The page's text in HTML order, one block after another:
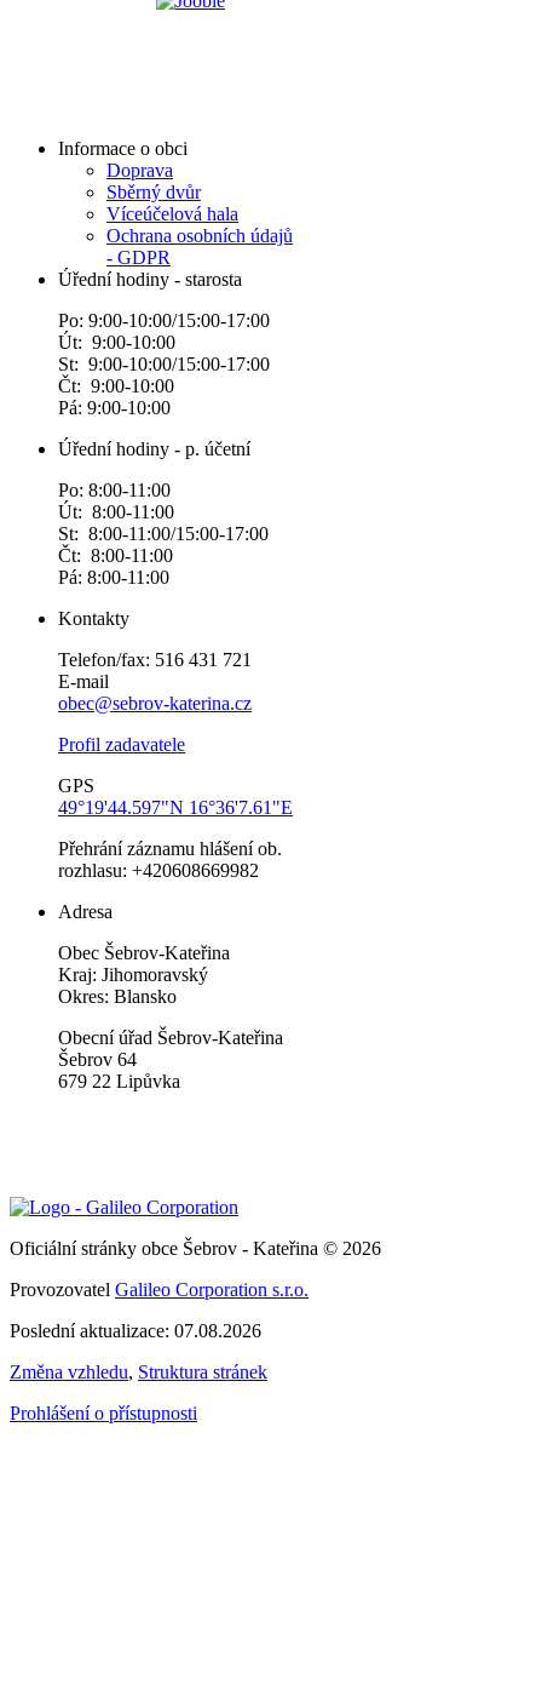
Informace o obci
Doprava
Sběrný dvůr
Víceúčelová hala
Ochrana osobních údajů
- GDPR
Úřední hodiny - starosta
Po: 9:00-10:00/15:00-17:00
Út: 9:00-10:00
St: 9:00-10:00/15:00-17:00
Čt: 9:00-10:00
Pá: 9:00-10:00
Úřední hodiny - p. účetní
Po: 8:00-11:00
Út: 8:00-11:00
St: 8:00-11:00/15:00-17:00
Čt: 8:00-11:00
Pá: 8:00-11:00
Kontakty
Telefon/fax: 516 431 721
E-mail
obec@sebrov-katerina.cz
Profil zadavatele
GPS
49°19'44.597"N 16°36'7.61"E
Přehrání záznamu hlášení ob.
rozhlasu: +420608669982
Adresa
Obec Šebrov-Kateřina
Kraj: Jihomoravský
Okres: Blansko
Obecní úřad Šebrov-Kateřina
Šebrov 64
679 22 Lipůvka
Oficiální stránky obce Šebrov - Kateřina © 2026
Provozovatel Galileo Corporation s.r.o.
Poslední aktualizace: 07.08.2026
Změna vzhledu, Struktura stránek
Prohlášení o přístupnosti